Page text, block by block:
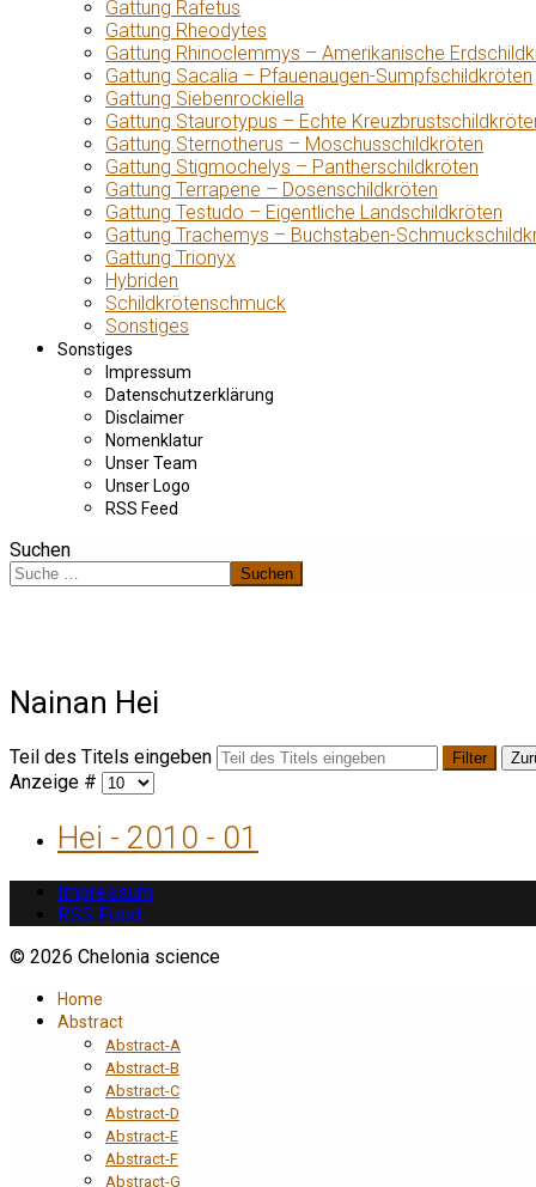
Gattung Rafetus
Gattung Rheodytes
Gattung Rhinoclemmys – Amerikanische
Gattung Sacalia – Pfauenaugen-Sumpfschildkröten
Gattung Siebenrockiella
Gattung Staurotypus – Echte
Gattung Sternotherus – Moschusschildkröten
Gattung Stigmochelys – Pantherschildkröten
Gattung Terrapene – Dosenschildkröten
Gattung Testudo – Eigentliche Landschildkröten
Gattung Trachemys – Buchstaben-
Gattung Trionyx
Hybriden
Schildkrötenschmuck
Sonstiges
Sonstiges
Impressum
Datenschutzerklärung
Disclaimer
Nomenklatur
Unser Team
Unser Logo
RSS Feed
Suchen
Suchen
Nainan Hei
Teil des Titels eingeben Filter
Anzeige #
Hei - 2010 - 01
Impressum
RSS Feed
© 2026 Chelonia science
Home
Abstract
Abstract-A
Abstract-B
Abstract-C
Abstract-D
Abstract-E
Abstract-F
Abstract-G